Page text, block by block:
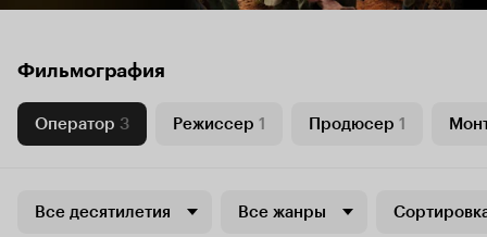
Фильмография
Оператор 3 Режиссер 1 Продюсер 1
Все десятилетия Все жанры